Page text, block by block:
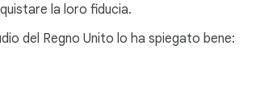
la loro fiducia.
del Regno Unito lo ha spiegato bene: